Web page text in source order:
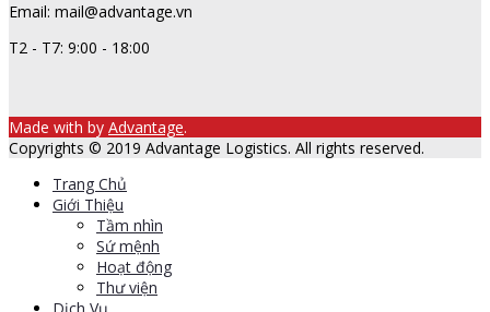
Email: mail@advantage.vn
T2 - T7: 9:00 - 18:00
Made with by Advantage.
Copyrights © 2019 Advantage Logistics. All rights reserved.
Trang Chủ
Giới Thiệu
Tầm nhìn
Sứ mệnh
Hoạt động
Thư viện